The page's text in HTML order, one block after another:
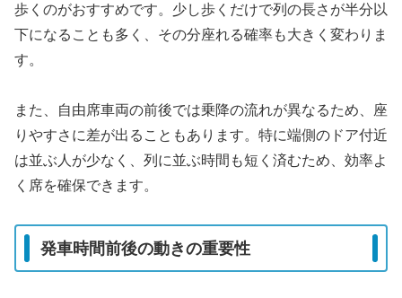
歩くのがおすすめです。少し歩くだけで列の長さが半分以
下になることも多く、その分座れる確率も大きく変わりま
す。
また、自由席車両の前後では乗降の流れが異なるため、座
りやすさに差が出ることもあります。特に端側のドア付近
は並ぶ人が少なく、列に並ぶ時間も短く済むため、効率よ
く席を確保できます。
発車時間前後の動きの重要性